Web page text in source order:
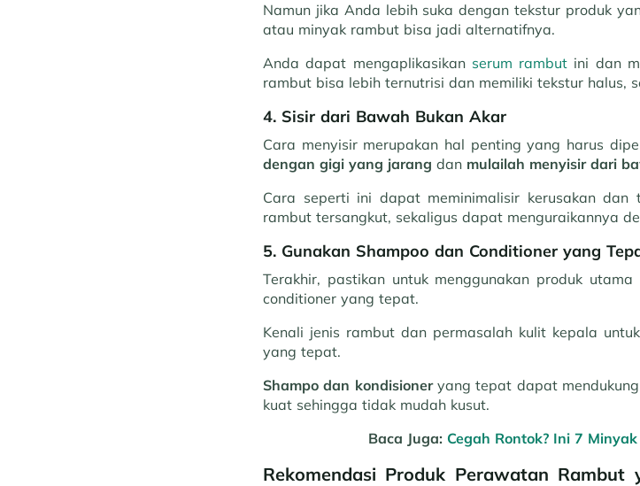
Namun jika Anda lebih suka dengan tekstur produk
atau minyak rambut bisa jadi alternatifnya.
Anda dapat mengaplikasikan serum rambut ini dan
rambut bisa lebih ternutrisi dan memiliki tekstur halus,
4. Sisir dari Bawah Bukan Akar
Cara menyisir merupakan hal penting yang harus
dengan gigi yang jarang dan mulailah menyisir dari
Cara seperti ini dapat meminimalisir kerusakan
rambut tersangkut, sekaligus dapat menguraikannya
5. Gunakan Shampoo dan Conditioner yang
Terakhir, pastikan untuk menggunakan produk
conditioner yang tepat.
Kenali jenis rambut dan permasalah kulit kepala
yang tepat.
Shampo dan kondisioneryang tepat dapat
kuat sehingga tidak mudah kusut.
Baca Juga: Cegah Rontok? Ini 7
Rekomendasi Produk Perawatan